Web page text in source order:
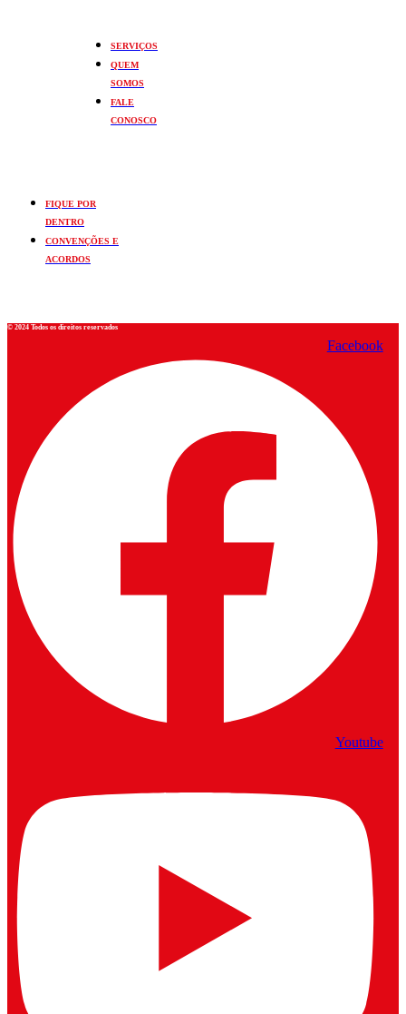
SERVIÇOS
QUEM
SOMOS
FALE
CONOSCO
FIQUE POR
DENTRO
CONVENÇÕES E
ACORDOS
© 2024 Todos os direitos reservados
Facebook
Youtube